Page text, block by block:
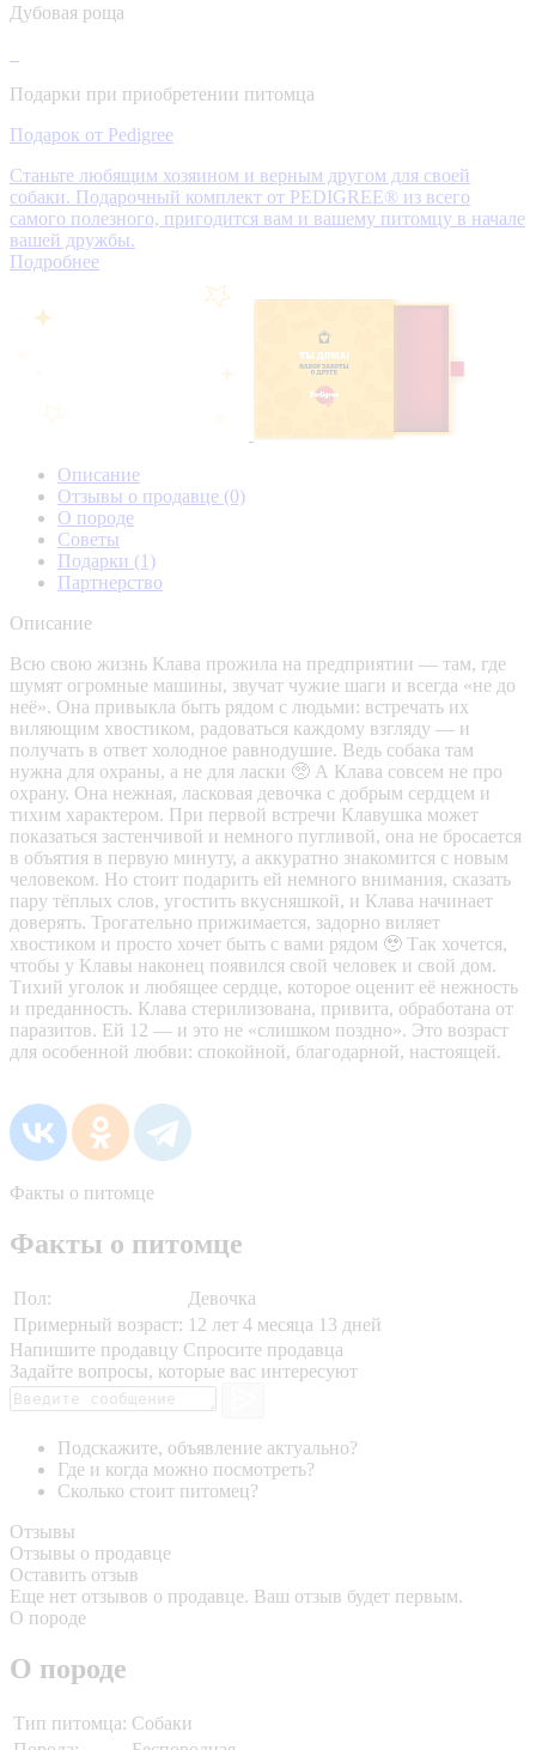
Дубовая роща
Подарки при приобретении питомца
Подарок от Pedigree
Станьте любящим хозяином и верным другом для своей
собаки. Подарочный комплект от PEDIGREE® из всего
самого полезного, пригодится вам и вашему питомцу в начале
вашей дружбы.
Подробнее
Описание
Отзывы о продавце (0)
О породе
Советы
Подарки (1)
Партнерство
Описание
Всю свою жизнь Клава прожила на предприятии — там, где
шумят огромные машины, звучат чужие шаги и всегда «не до
неё». Она привыкла быть рядом с людьми: встречать их
виляющим хвостиком, радоваться каждому взгляду — и
получать в ответ холодное равнодушие. Ведь собака там
нужна для охраны, а не для ласки 🥺 А Клава совсем не про
охрану. Она нежная, ласковая девочка с добрым сердцем и
тихим характером. При первой встречи Клавушка может
показаться застенчивой и немного пугливой, она не бросается
в объятия в первую минуту, а аккуратно знакомится с новым
человеком. Но стоит подарить ей немного внимания, сказать
пару тёплых слов, угостить вкусняшкой, и Клава начинает
доверять. Трогательно прижимается, задорно виляет
хвостиком и просто хочет быть с вами рядом 🥹 Так хочется,
чтобы у Клавы наконец появился свой человек и свой дом.
Тихий уголок и любящее сердце, которое оценит её нежность
и преданность. Клава стерилизована, привита, обработана от
паразитов. Ей 12 — и это не «слишком поздно». Это возраст
для особенной любви: спокойной, благодарной, настоящей.
Факты о питомце
Факты о питомце
Пол:
Девочка
Примерный возраст: 12 лет 4 месяца 13 дней
Напишите продавцу Спросите продавца
Задайте вопросы, которые вас интересуют
Подскажите, объявление актуально?
Где и когда можно посмотреть?
Сколько стоит питомец?
Отзывы
Отзывы о продавце
Оставить отзыв
Еще нет отзывов о продавце. Ваш отзыв будет первым.
О породе
О породе
Тип питомца: Собаки